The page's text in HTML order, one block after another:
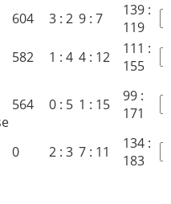
604 3 : 2 9 : 7
139 :
119
582 1 : 4 4 : 12
111 :
155
564 0 : 5 1 : 15
99 :
171
0 2 : 3 7 : 11
134 :
183